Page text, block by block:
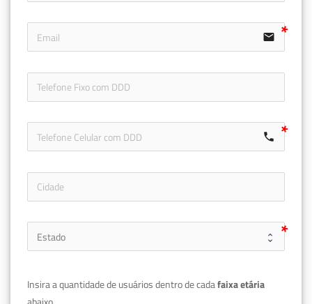
email
call
Insira a quantidade de usuários dentro de cada